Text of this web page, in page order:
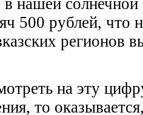
500 рублей, что
регионов
на эту
то